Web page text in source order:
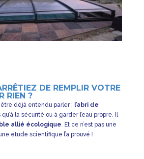
DE REMPLIR VOTRE
RIEN ?
déjà entendu parler : l’abri de
la sécurité ou à garder l’eau propre. Il
allié écologique . Et ce n’est pas une
étude scientifique l’a prouvé !